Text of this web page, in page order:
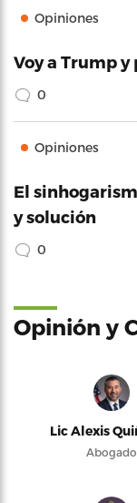
Opiniones
Voy a Trump y
0
Opiniones
El
y solución
0
Opinión y
Lic Alexis
Abogado